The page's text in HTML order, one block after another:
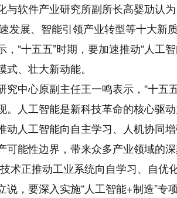
与软件产业研究所副所长高婴劢认
发展、智能引领产业转型等十大新
“十五五”时期，要加速推动“人工
、壮大新动能。
中心原副主任王一鸣表示，“十五
。人工智能是新科技革命的核心驱
动人工智能向自主学习、人机协同
可能性边界，带来众多产业领域的深
正推动工业系统向自学习、自优
说，要深入实施“人工智能+制造”专